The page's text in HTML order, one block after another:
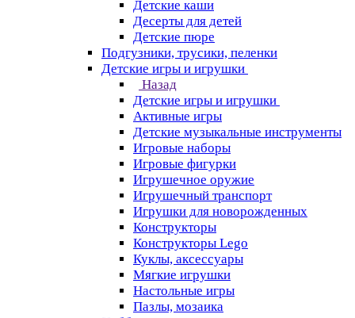
Детские каши
Десерты для детей
Детские пюре
Подгузники, трусики, пеленки
Детские игры и игрушки
Назад
Детские игры и игрушки
Активные игры
Детские музыкальные инструменты
Игровые наборы
Игровые фигурки
Игрушечное оружие
Игрушечный транспорт
Игрушки для новорожденных
Конструкторы
Конструкторы Lego
Куклы, аксессуары
Мягкие игрушки
Настольные игры
Пазлы, мозаика